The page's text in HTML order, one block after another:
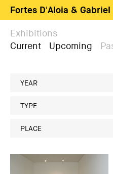
Fortes D'Aloia & Gabriel
Artists
Exhibitions
News
Shop FDAG
About
Exhibitions
Current
Upcoming